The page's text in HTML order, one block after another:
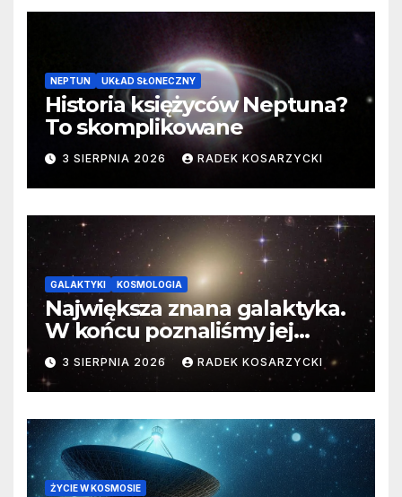
NEPTUN UKŁAD SŁONECZNY
Historia księżyców Neptuna?
To skomplikowane
3 SIERPNIA 2026 RADEK KOSARZYCKI
GALAKTYKI KOSMOLOGIA
Największa znana galaktyka.
W końcu poznaliśmy jej
faktyczne wymiary
3 SIERPNIA 2026 RADEK KOSARZYCKI
ŻYCIE W KOSMOSIE